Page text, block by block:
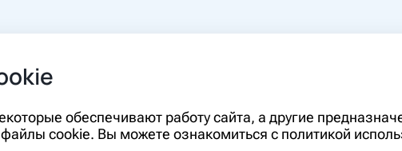
2-90-00
pharm.ru
Информация, представленная на
диагностики и лечения и не может
необходимо ознакомиться с
обеспечивают работу сайта, а другие
cookie. Вы можете ознакомиться с политикой